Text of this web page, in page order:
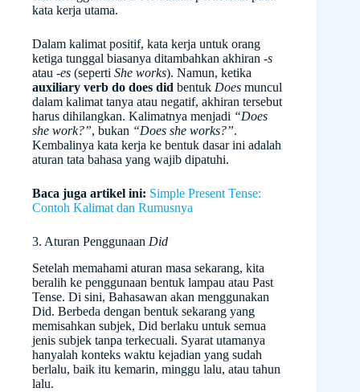
kata kerja utama.
Dalam kalimat positif, kata kerja untuk orang
ketiga tunggal biasanya ditambahkan akhiran -s
atau -es (seperti She works). Namun, ketika
auxiliary verb do does did bentuk Does muncul
dalam kalimat tanya atau negatif, akhiran tersebut
harus dihilangkan. Kalimatnya menjadi “Does
she work?”, bukan “Does she works?”.
Kembalinya kata kerja ke bentuk dasar ini adalah
aturan tata bahasa yang wajib dipatuhi.
Baca juga artikel ini: Simple Present Tense:
Contoh Kalimat dan Rumusnya
3. Aturan Penggunaan Did
Setelah memahami aturan masa sekarang, kita
beralih ke penggunaan bentuk lampau atau Past
Tense. Di sini, Bahasawan akan menggunakan
Did. Berbeda dengan bentuk sekarang yang
memisahkan subjek, Did berlaku untuk semua
jenis subjek tanpa terkecuali. Syarat utamanya
hanyalah konteks waktu kejadian yang sudah
berlalu, baik itu kemarin, minggu lalu, atau tahun
lalu.